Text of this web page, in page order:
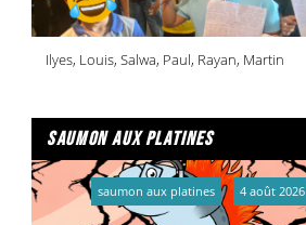
Ilyes, Louis, Salwa, Paul, Rayan, Martin
saumon aux platines
saumon aux platines 4 août 2026